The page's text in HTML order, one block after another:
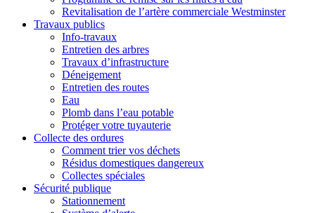
Revitalisation de l’artère commerciale Westminster
Travaux publics
Info-travaux
Entretien des arbres
Travaux d’infrastructure
Déneigement
Entretien des routes
Eau
Plomb dans l’eau potable
Protéger votre tuyauterie
Collecte des ordures
Comment trier vos déchets
Résidus domestiques dangereux
Collectes spéciales
Sécurité publique
Stationnement